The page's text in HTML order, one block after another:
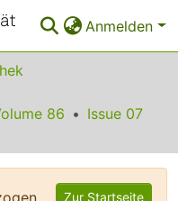
Anmelden
86
Issue 07
Zur Startseite